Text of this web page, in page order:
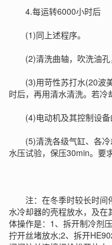
4.每运转6000小时后
(1)同上述程序。
(2)清洗曲轴，吹洗油孔
(3)用苛性苏打水(20波美
时后，再用清水清洗。若冷
(4)电动机及其控制设备
(5)清洗各级气缸、各冷
水压试验，保压30min。要
注：在冬季时较长时间
水冷却器的壳程放水，及
体操作是：1、拆开制冷剂
拧开丝堵放水;2、拆开